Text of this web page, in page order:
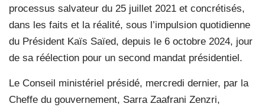
processus salvateur du 25 juillet 2021 et concrétisés,
dans les faits et la réalité, sous l’impulsion quotidienne
du Président Kaïs Saïed, depuis le 6 octobre 2024, jour
de sa réélection pour un second mandat présidentiel.
Le Conseil ministériel présidé, mercredi dernier, par la
Cheffe du gouvernement, Sarra Zaafrani Zenzri,